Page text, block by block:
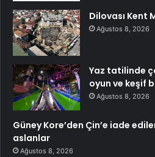
Dilovası Kent
Ağustos 8, 2026
Yaz tatilinde
oyun ve keşif
Ağustos 8, 2026
Güney Kore’den Çin’e iade
aslanlar
Ağustos 8, 2026